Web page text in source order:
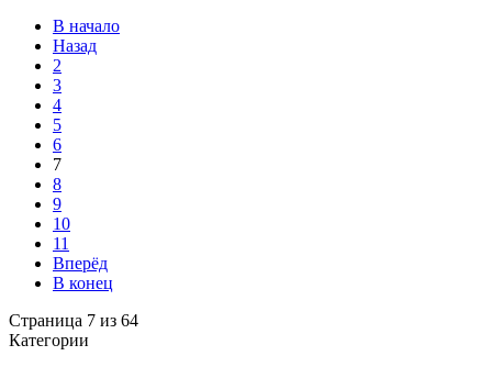
В начало
Назад
2
3
4
5
6
7
8
9
10
11
Вперёд
В конец
Страница 7 из 64
Категории